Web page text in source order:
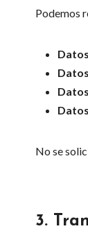
Podemos
No se
3.